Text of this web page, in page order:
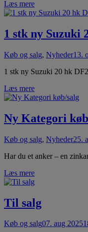
Læs mere
1 stk ny Suzuki
Køb og salg, Nyheder13.
1 stk ny Suzuki 20 hk
Læs mere
Ny Kategori
Køb og salg, Nyheder25.
Har du et anker – en
Læs mere
Til salg
Køb og salg07. aug 2025